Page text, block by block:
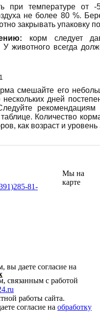
при температуре от
не более 80 %.
закрывать упаковку
корм следует
животного всегда
смешайте его
дней
Количество
как возраст и уровень
81-
Мы на
карте
вы даете согласие на
связанным с работой
работы сайта.
согласие на обработку